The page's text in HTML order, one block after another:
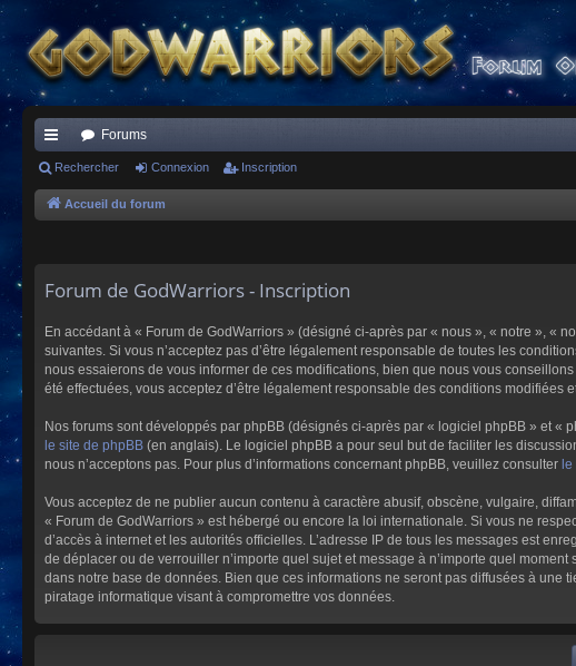
ac
co
s
Forums
Rechercher Connexion Inscription
Accueil du forum
Forum de GodWarriors - Inscription
En accédant à « Forum de GodWarriors » (désigné ci-après par « nous », « notre », «
suivantes. Si vous n’acceptez pas d’être légalement responsable de toutes les
nous essaierons de vous informer de ces modifications, bien que nous vous
été effectuées, vous acceptez d’être légalement responsable des conditions modifiées
Nos forums sont développés par phpBB (désignés ci-après par « logiciel phpBB » et
le site de phpBB (en anglais). Le logiciel phpBB a pour seul but de faciliter les
nous n’acceptons pas. Pour plus d’informations concernant phpBB, veuillez consulter
Vous acceptez de ne publier aucun contenu à caractère abusif, obscène, vulgaire,
« Forum de GodWarriors » est hébergé ou encore la loi internationale. Si vous ne
d’accès à internet et les autorités officielles. L’adresse IP de tous les messages est
de déplacer ou de verrouiller n’importe quel sujet et message à n’importe quel
dans notre base de données. Bien que ces informations ne seront pas diffusées à une
piratage informatique visant à compromettre vos données.